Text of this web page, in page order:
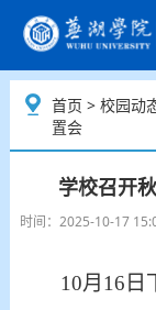
首页 >校园动
置会
学校召开
时间：2025-10-17
10月16日